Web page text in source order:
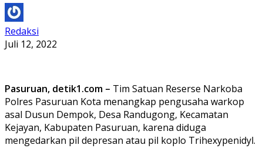
Redaksi
Juli 12, 2022
Pasuruan, detik1.com – Tim Satuan Reserse Narkoba
Polres Pasuruan Kota menangkap pengusaha warkop
asal Dusun Dempok, Desa Randugong, Kecamatan
Kejayan, Kabupaten Pasuruan, karena diduga
mengedarkan pil depresan atau pil koplo Trihexypenidyl.